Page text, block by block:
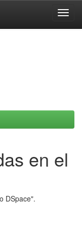
en el
DSpace".